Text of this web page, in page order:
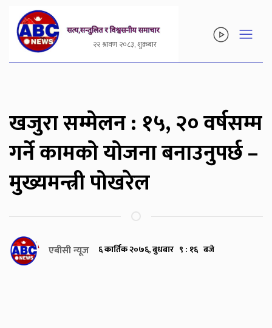
२२ श्रावण २०८३, शुक्रबार
खजुरा सम्मेलन : १५, २० वर्षसम्म
गर्ने कामको योजना बनाउनुपर्छ –
मुख्यमन्त्री पोखरेल
एबीसी न्यूज ६ कार्तिक २०७६, बुधबार ९ : १६ बजे